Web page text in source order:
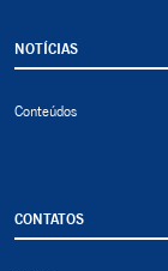
NOTÍCIAS
Conteúdos
CONTATOS